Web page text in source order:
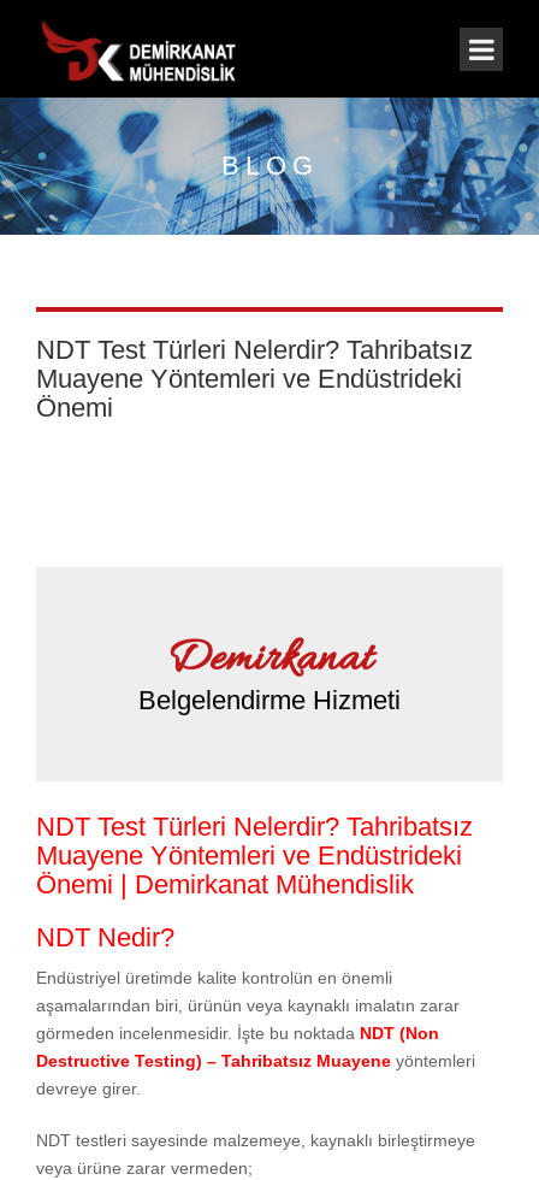
BLOG
NDT Test Türleri Nelerdir? Tahribatsız
Muayene Yöntemleri ve Endüstrideki
Önemi
Demirkanat
Belgelendirme Hizmeti
NDT Test Türleri Nelerdir? Tahribatsız
Muayene Yöntemleri ve Endüstrideki
Önemi | Demirkanat Mühendislik
NDT Nedir?
Endüstriyel üretimde kalite kontrolün en önemli
aşamalarından biri, ürünün veya kaynaklı imalatın zarar
görmeden incelenmesidir. İşte bu noktada NDT (Non
Destructive Testing) – Tahribatsız Muayene yöntemleri
devreye girer.
NDT testleri sayesinde malzemeye, kaynaklı birleştirmeye
veya ürüne zarar vermeden;